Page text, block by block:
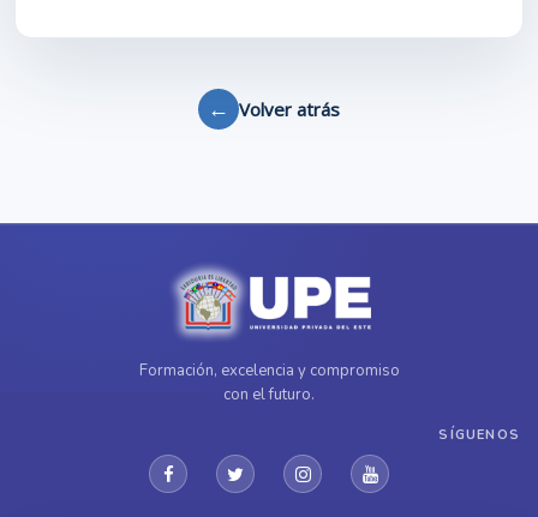
← Volver atrás
Formación, excelencia y compromiso
con el futuro.
SÍGUENOS